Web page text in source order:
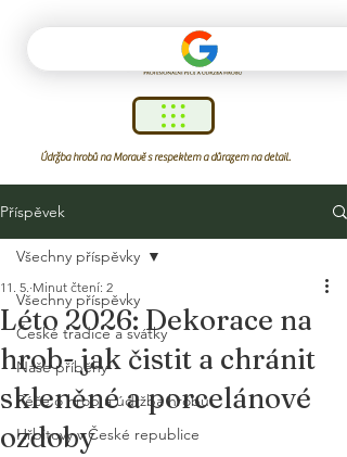
Údržba hrobů na Moravě s respektem a důrazem na detail.
Příspěvek
Všechny příspěvky
České tradice a svátky
Naše příběhy
Péče o hrob a údržba hrobu
Hřbitovy v České republice
Všechny příspěvky
Léto 2026: Dekorace na
hrob- jak čistit a chránit
skleněné a porcelánové
ozdoby
11. 5. Minut čtení: 2